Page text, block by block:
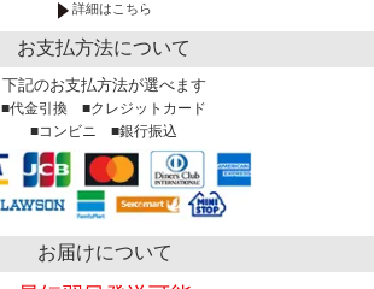
詳細はこちら
お支払方法について
下記のお支払方法が選べます
■代金引換 ■クレジットカード
■コンビニ ■銀行振込
お届けについて